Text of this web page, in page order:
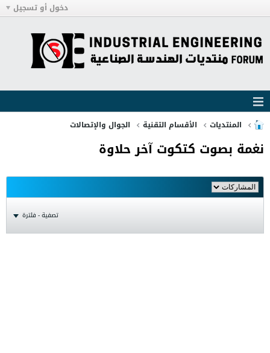
دخول أو تسجيل
المنتديات الأقسام التقنية الجوال والإتصالات
نغمة بصوت كتكوت آخر حلاوة
تصفية - فلترة